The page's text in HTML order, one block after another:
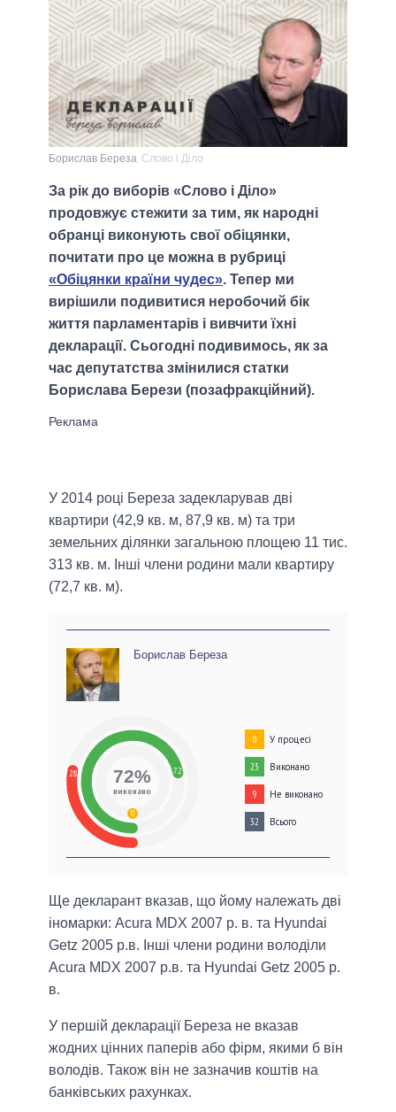
Борислав Береза Слово і Діло
За рік до виборів «Слово і Діло»
продовжує стежити за тим, як народні
обранці виконують свої обіцянки,
почитати про це можна в рубриці
«Обіцянки країни чудес». Тепер ми
вирішили подивитися неробочий бік
життя парламентарів і вивчити їхні
декларації. Сьогодні подивимось, як за
час депутатства змінилися статки
Борислава Берези (позафракційний).
У 2014 році Береза задекларував дві
квартири (42,9 кв. м, 87,9 кв. м) та три
земельних ділянки загальною площею 11 тис.
313 кв. м. Інші члени родини мали квартиру
(72,7 кв. м).
Борислав Береза
28 72
0
72%
виконано
0 У процесі
23 Виконано
9 Не виконано
32 Всього
Ще декларант вказав, що йому належать дві
іномарки: Acura MDX 2007 р. в. та Hyundai
Getz 2005 р.в. Інші члени родини володіли
Acura MDX 2007 р.в. та Hyundai Getz 2005 р.
в.
У першій декларації Береза не вказав
жодних цінних паперів або фірм, якими б він
володів. Також він не зазначив коштів на
банківських рахунках.